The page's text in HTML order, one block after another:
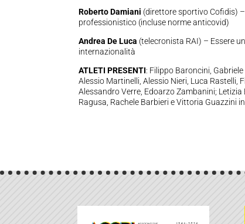
Roberto Damiani (direttore sportivo Cofidis)
professionistico (incluse norme anticovid)
Andrea De Luca (telecronista RAI) – Essere
internazionalità
ATLETI PRESENTI: Filippo Baroncini,
Alessio Martinelli, Alessio Nieri, Luca Rastelli,
Alessandro Verre, Edoarzo Zambanini;
Ragusa, Rachele Barbieri e Vittoria Guazzini